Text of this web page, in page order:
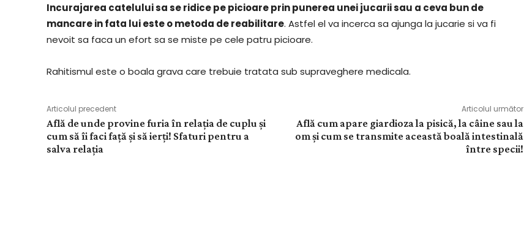
Incurajarea catelului sa se ridice pe picioare prin punerea unei jucarii sau a ceva bun de
mancare in fata lui este o metoda de reabilitare. Astfel el va incerca sa ajunga la jucarie si va fi
nevoit sa faca un efort sa se miste pe cele patru picioare.
Rahitismul este o boala grava care trebuie tratata sub supraveghere medicala.
Articolul precedent
Află de unde provine furia în relația de cuplu și
cum să îi faci față și să ierți! Sfaturi pentru a
salva relația
Articolul următor
Află cum apare giardioza la pisică, la câine sau la
om și cum se transmite această boală intestinală
între specii!